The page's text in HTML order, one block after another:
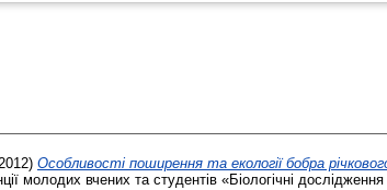
Особливості поширення та екології бобра
молодих вчених та студентів «Біологічні